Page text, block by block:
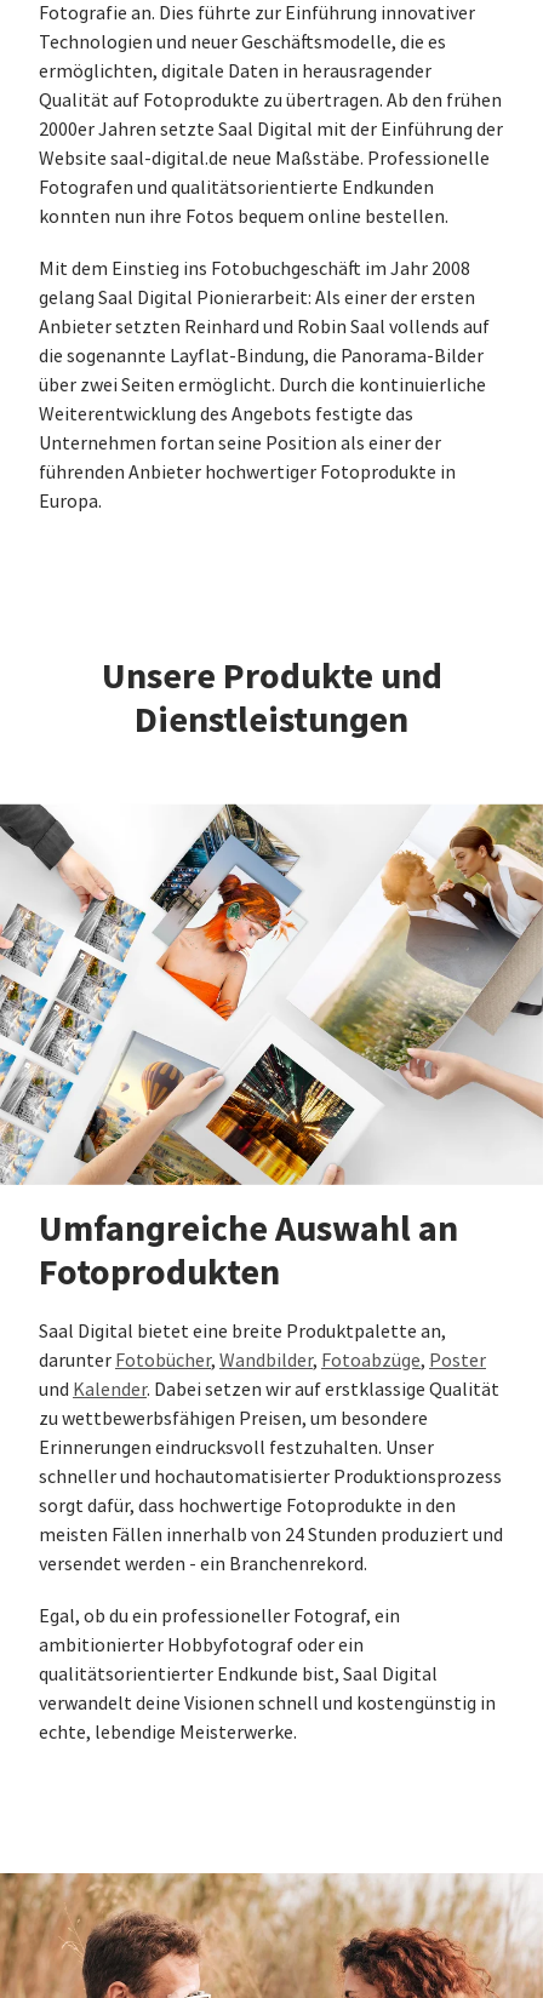
Fotografie an. Dies führte zur Einführung innovativer
Technologien und neuer Geschäftsmodelle, die es
ermöglichten, digitale Daten in herausragender
Qualität auf Fotoprodukte zu übertragen. Ab den frühen
2000er Jahren setzte Saal Digital mit der Einführung der
Website saal-digital.de neue Maßstäbe. Professionelle
Fotografen und qualitätsorientierte Endkunden
konnten nun ihre Fotos bequem online bestellen.
Mit dem Einstieg ins Fotobuchgeschäft im Jahr 2008
gelang Saal Digital Pionierarbeit: Als einer der ersten
Anbieter setzten Reinhard und Robin Saal vollends auf
die sogenannte Layflat-Bindung, die Panorama-Bilder
über zwei Seiten ermöglicht. Durch die kontinuierliche
Weiterentwicklung des Angebots festigte das
Unternehmen fortan seine Position als einer der
führenden Anbieter hochwertiger Fotoprodukte in
Europa.
Unsere Produkte und
Dienstleistungen
Umfangreiche Auswahl an
Fotoprodukten
Saal Digital bietet eine breite Produktpalette an,
darunter Fotobücher, Wandbilder, Fotoabzüge, Poster
und Kalender. Dabei setzen wir auf erstklassige Qualität
zu wettbewerbsfähigen Preisen, um besondere
Erinnerungen eindrucksvoll festzuhalten. Unser
schneller und hochautomatisierter Produktionsprozess
sorgt dafür, dass hochwertige Fotoprodukte in den
meisten Fällen innerhalb von 24 Stunden produziert und
versendet werden - ein Branchenrekord.
Egal, ob du ein professioneller Fotograf, ein
ambitionierter Hobbyfotograf oder ein
qualitätsorientierter Endkunde bist, Saal Digital
verwandelt deine Visionen schnell und kostengünstig in
echte, lebendige Meisterwerke.